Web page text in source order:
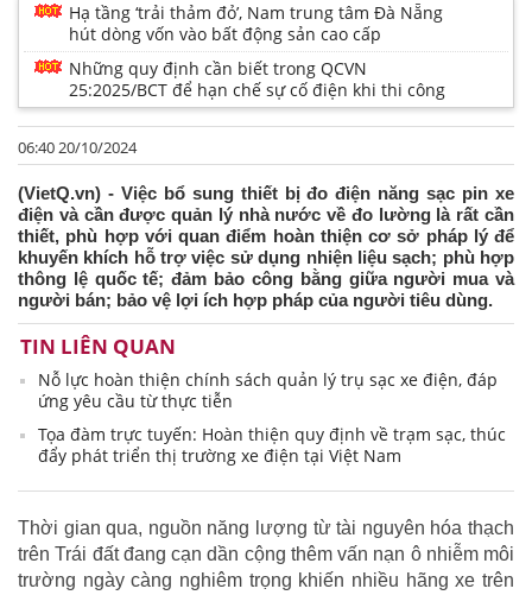
Hạ tầng ‘trải thảm đỏ’, Nam trung tâm Đà Nẵng
hút dòng vốn vào bất động sản cao cấp
Những quy định cần biết trong QCVN
25:2025/BCT để hạn chế sự cố điện khi thi công
06:40 20/10/2024
(VietQ.vn) - Việc bổ sung thiết bị đo điện năng sạc pin xe
điện và cần được quản lý nhà nước về đo lường là rất cần
thiết, phù hợp với quan điểm hoàn thiện cơ sở pháp lý để
khuyến khích hỗ trợ việc sử dụng nhiện liệu sạch; phù hợp
thông lệ quốc tế; đảm bảo công bằng giữa người mua và
người bán; bảo vệ lợi ích hợp pháp của người tiêu dùng.
TIN LIÊN QUAN
Nỗ lực hoàn thiện chính sách quản lý trụ sạc xe điện, đáp
ứng yêu cầu từ thực tiễn
Tọa đàm trực tuyến: Hoàn thiện quy định về trạm sạc, thúc
đẩy phát triển thị trường xe điện tại Việt Nam
Thời gian qua, nguồn năng lượng từ tài nguyên hóa thạch
trên Trái đất đang cạn dần cộng thêm vấn nạn ô nhiễm môi
trường ngày càng nghiêm trọng khiến nhiều hãng xe trên